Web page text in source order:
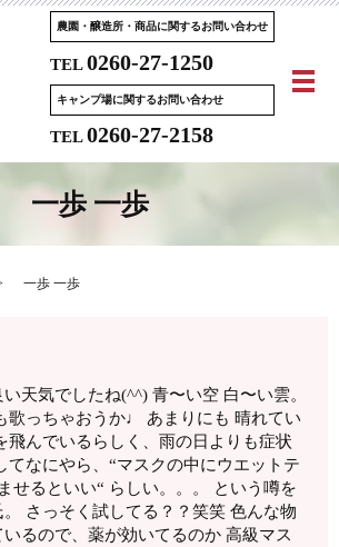
農園・醸造所・商品に関するお問い合わせ
TEL0260-27-1250
キャンプ場に関するお問い合わせ
TEL0260-27-2158
メ
一歩 一歩
一歩 一歩
天気でしたね(^^) 青〜い空 白〜い雲。
歌っちゃおうか♩ あまりにも 晴れてい
飛んでいるらしく、雨の日よりも症状
なにやら、“マスクの中にウエットテ
せるといい“ らしい。。。 という噂を
さっそく試してる？？笑笑 色んな物
るので、薬が効いてるのか 高級マス